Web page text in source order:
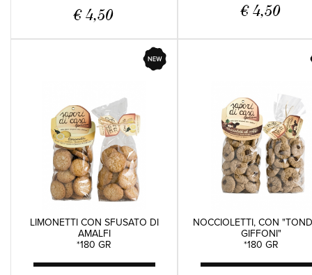
€ 4,50 € 4,50
LIMONETTI CON SFUSATO DI
AMALFI
*180 GR
NOCCIOLETTI, CON
GIFFONI"
*180 GR